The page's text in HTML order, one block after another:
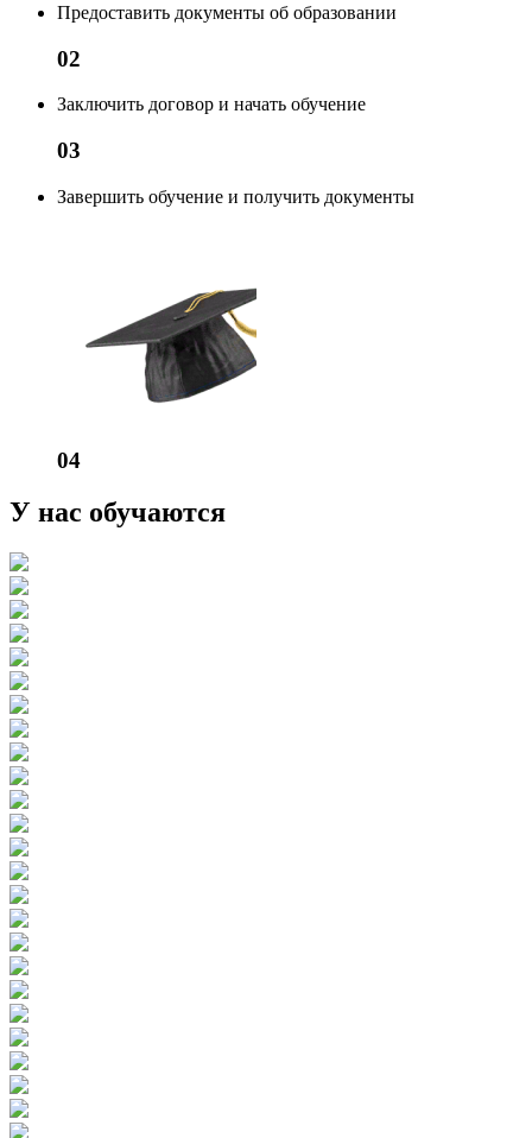
Предоставить документы об образовании
02
Заключить договор и начать обучение
03
Завершить обучение и получить документы
04
У нас обучаются